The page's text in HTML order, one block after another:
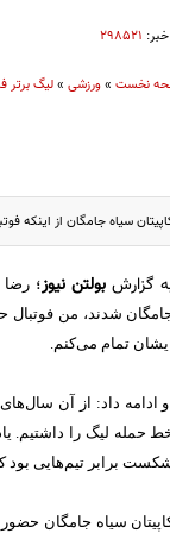
۲۹۸۵۲۱
نخست»ورزشی»لیگ برتر
سیاه جامگان از اینکه
گزارش بولتن نیوز؛ رضا
شدند، من فوتبال
ایشان تمام می‌کنم.
او ادامه داد: از آن
برابر تیم‌هایی بود
سیاه جامگان